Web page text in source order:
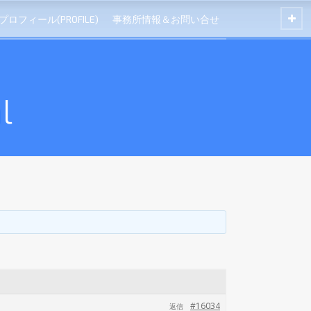
プロフィール(PROFILE) 事務所情報＆お問い合せ
#16034
返信